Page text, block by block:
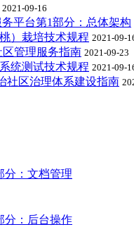
2021-09-16
平台第1部分：总体架构
）栽培技术规程 2021-09-
管理服务指南 2021-09-23
统测试技术规程 2021-09-
社区治理体系建设指南
分：文档管理
分：后台操作